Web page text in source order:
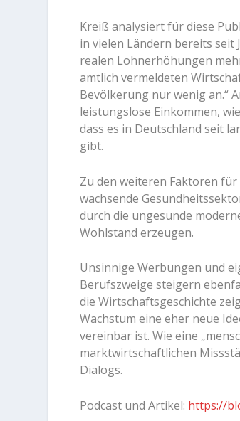
Kreiß analysiert für diese
in vielen Ländern bereits
realen Lohnerhöhungen
amtlich vermeldeten
Bevölkerung nur wenig an.“
leistungslose Einkommen,
dass es in Deutschland seit
gibt.
Zu den weiteren Faktoren
wachsende
durch die ungesunde
Wohlstand erzeugen.
Unsinnige Werbungen und
Berufszweige steigern
die Wirtschaftsgeschichte
Wachstum eine eher neue
vereinbar ist. Wie eine
marktwirtschaftlichen
Dialogs.
Podcast und Artikel: https://